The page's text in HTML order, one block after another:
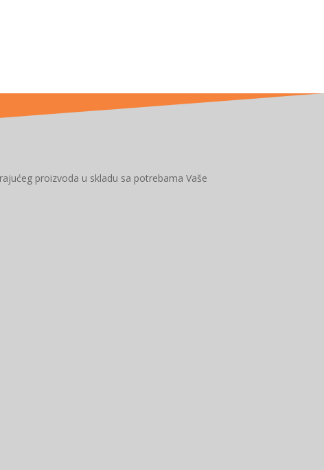
proizvoda u skladu sa potrebama Vaše